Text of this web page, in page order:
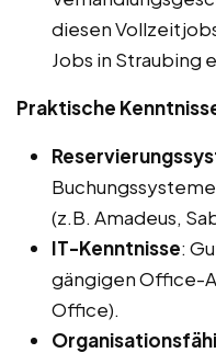
diesen
Jobs in Straubing
Praktische
(z.B. Amadeus,
IT-Kenntnisse:
gängigen Office-
Office).